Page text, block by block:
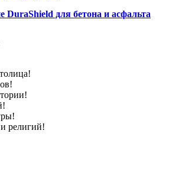
DuraShield для бетона и асфальта
религий!